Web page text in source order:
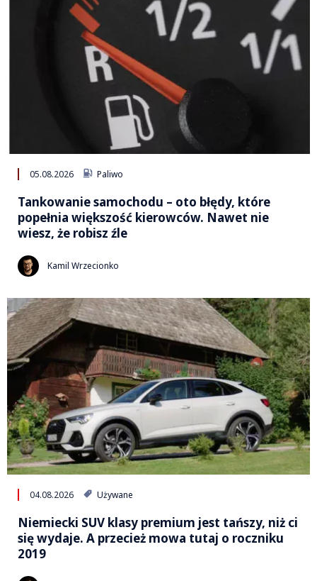
05.08.2026 Paliwo
Tankowanie samochodu – oto błędy, które
popełnia większość kierowców. Nawet nie
wiesz, że robisz źle
Kamil Wrzecionko
04.08.2026 Używane
Niemiecki SUV klasy premium jest tańszy, niż ci
się wydaje. A przecież mowa tutaj o roczniku
2019